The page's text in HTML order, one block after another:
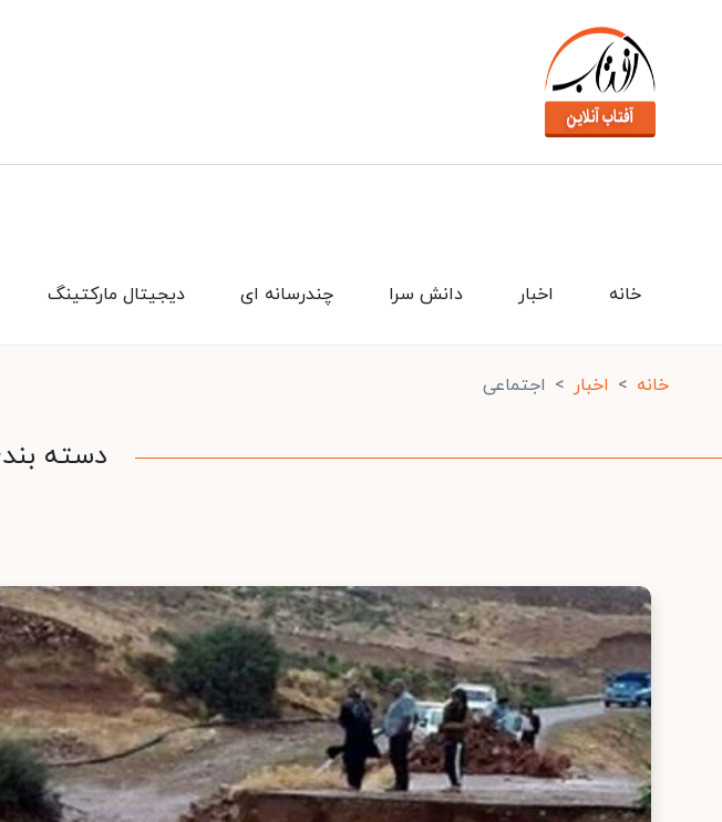
دیجیتال مارکتینگ چندرسانه ای دانش سرا اخبار خانه
خانه اخبار اجتماعی
دسته